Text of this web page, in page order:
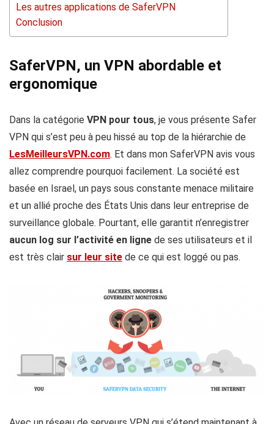
Les autres applications de SaferVPN
Conclusion
SaferVPN, un VPN abordable et
ergonomique
Dans la catégorie VPN pour tous, je vous présente Safer
VPN qui s’est peu à peu hissé au top de la hiérarchie de
LesMeilleursVPN.com. Et dans mon SaferVPN avis vous
allez comprendre pourquoi facilement. La société est
basée en Israel, un pays sous constante menace militaire
et un allié proche des États Unis dans leur entreprise de
surveillance globale. Pourtant, elle garantit n’enregistrer
aucun log sur l’activité en ligne de ses utilisateurs et il
est très clair sur leur site de ce qui est loggé ou pas.